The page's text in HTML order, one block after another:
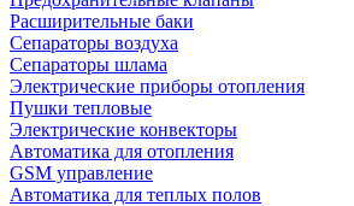
Расширительные баки
Сепараторы воздуха
Сепараторы шлама
Электрические приборы отопления
Пушки тепловые
Электрические конвекторы
Автоматика для отопления
GSM управление
Автоматика для теплых полов